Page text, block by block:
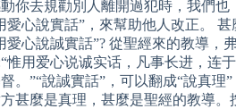
你去規勸別人離開過犯時，我們也
愛心說實話”，來幫助他人改正。 甚
愛心說誠實話”? 從聖經來的教導，
惟用爱心说诚实话，凡事长进，连
。”“說誠實話”，可以翻成“說真理
甚麼是真理，甚麼是聖經的教導。